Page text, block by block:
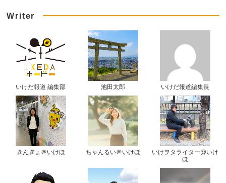
Writer
いけだ報道 編集部 池田太郎 いけだ報道編集長
きんぎょ＠いけほ ちゃんるい＠いけほ
いけヲタライター@いけ
ほ